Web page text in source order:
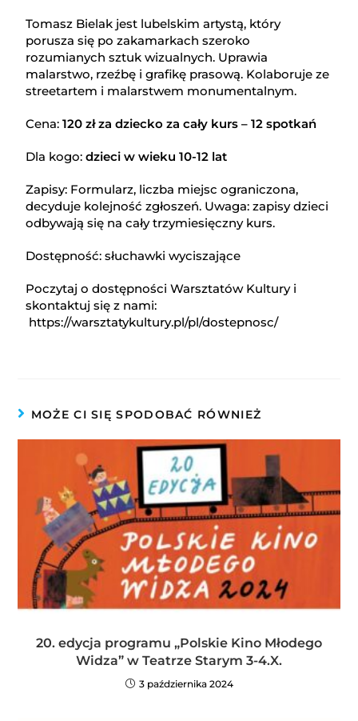
Tomasz Bielak jest lubelskim artystą, który
porusza się po zakamarkach szeroko
rozumianych sztuk wizualnych. Uprawia
malarstwo, rzeźbę i grafikę prasową. Kolaboruje ze
streetartem i malarstwem monumentalnym.
Cena:120 zł za dziecko za cały kurs – 12 spotkań
Dla kogo:dzieci w wieku 10-12 lat
Zapisy: Formularz, liczba miejsc ograniczona,
decyduje kolejność zgłoszeń. Uwaga: zapisy dzieci
odbywają się na cały trzymiesięczny kurs.
Dostępność: słuchawki wyciszające
Poczytaj o dostępności Warsztatów Kultury i
skontaktuj się z nami:
https://warsztatykultury.pl/pl/dostepnosc/
MOŻE CI SIĘ SPODOBAĆ RÓWNIEŻ
20. edycja programu „Polskie Kino Młodego
Widza” w Teatrze Starym 3-4.X.
3 października 2024